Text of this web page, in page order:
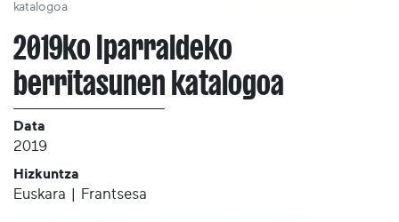
katalogoa
2019ko Iparraldeko
berritasunen katalogoa
Data
2019
Hizkuntza
Euskara | Frantsesa